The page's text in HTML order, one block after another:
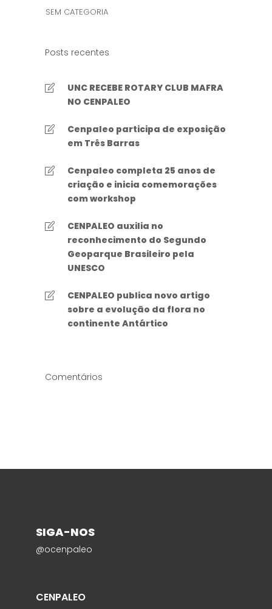
SEM CATEGORIA
Posts recentes
UNC RECEBE ROTARY CLUB MAFRA
NO CENPALEO
Cenpaleo participa de exposição
em Três Barras
Cenpaleo completa 25 anos de
criação e inicia comemorações
com workshop
CENPALEO auxilia no
reconhecimento do Segundo
Geoparque Brasileiro pela
UNESCO
CENPALEO publica novo artigo
sobre a evolução da flora no
continente Antártico
Comentários
SIGA-NOS
@ocenpaleo
CENPALEO